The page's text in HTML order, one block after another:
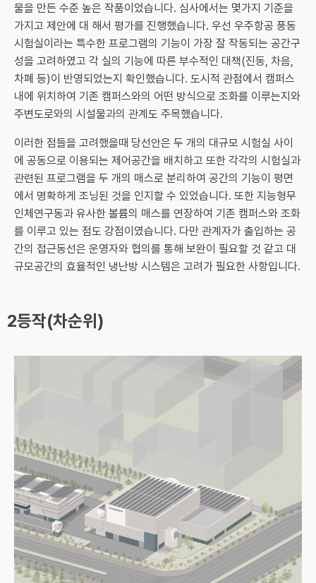
물을 만든 수준 높은 작품이었습니다. 심사에서는 몇가지 기준을
가지고 제안에 대 해서 평가를 진행했습니다. 우선 우주항공 풍동
시험실이라는 특수한 프로그램의 기능이 가장 잘 작동되는 공간구
성을 고려하였고 각 실의 기능에 따른 부수적인 대책(진동, 차음,
차폐 등)이 반영되었는지 확인했습니다. 도시적 관점에서 캠퍼스
내에 위치하여 기존 캠퍼스와의 어떤 방식으로 조화를 이루는지와
주변도로와의 시설물과의 관계도 주목했습니다.
이러한 점들을 고려했을때 당선안은 두 개의 대규모 시험실 사이
에 공동으로 이용되는 제어공간을 배치하고 또한 각각의 시험실과
관련된 프로그램을 두 개의 매스로 분리하여 공간의 기능이 평면
에서 명확하게 조닝된 것을 인지할 수 있었습니다. 또한 지능형무
인체연구동과 유사한 볼륨의 매스를 연장하여 기존 캠퍼스와 조화
를 이루고 있는 점도 강점이였습니다. 다만 관계자가 출입하는 공
간의 접근동선은 운영자와 협의를 통해 보완이 필요할 것 같고 대
규모공간의 효율적인 냉난방 시스템은 고려가 필요한 사항입니다.
2등작(차순위)